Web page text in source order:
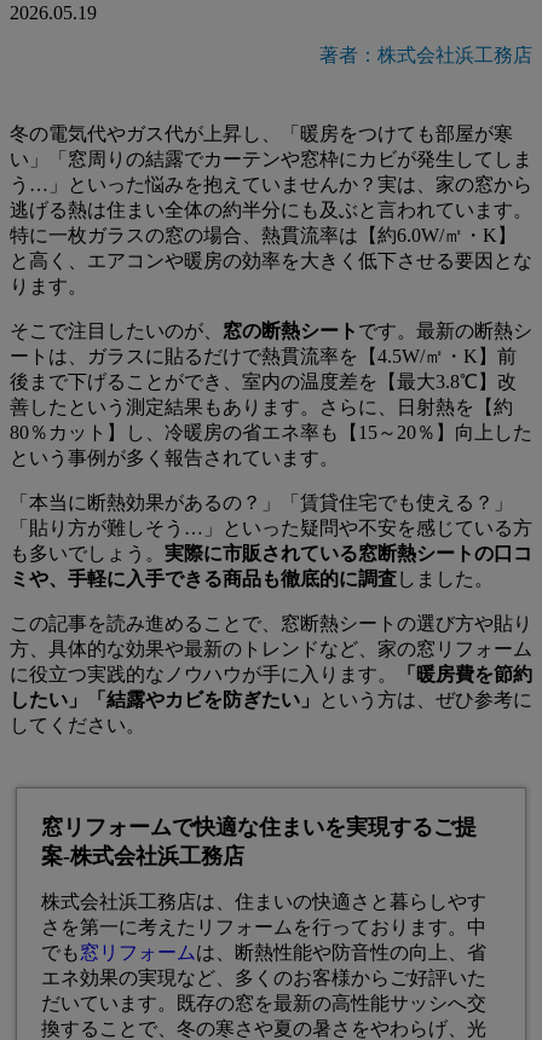
2026.05.19
著者：株式会社浜工務店
冬の電気代やガス代が上昇し、「暖房をつけても部屋が寒
い」「窓周りの結露でカーテンや窓枠にカビが発生してしま
う…」といった悩みを抱えていませんか？実は、家の窓から
逃げる熱は住まい全体の約半分にも及ぶと言われています。
特に一枚ガラスの窓の場合、熱貫流率は【約6.0W/㎡・K】
と高く、エアコンや暖房の効率を大きく低下させる要因とな
ります。
そこで注目したいのが、 窓の断熱シート です。最新の断熱シ
ートは、ガラスに貼るだけで熱貫流率を【4.5W/㎡・K】前
後まで下げることができ、室内の温度差を【最大3.8℃】改
善したという測定結果もあります。さらに、日射熱を【約
80％カット】し、冷暖房の省エネ率も【15～20％】向上した
という事例が多く報告されています。
「本当に断熱効果があるの？」「賃貸住宅でも使える？」
「貼り方が難しそう…」といった疑問や不安を感じている方
も多いでしょう。 実際に市販されている窓断熱シートの口コ
ミや、手軽に入手できる商品も徹底的に調査しました。
この記事を読み進めることで、窓断熱シートの選び方や貼り
方、具体的な効果や最新のトレンドなど、家の窓リフォーム
に役立つ実践的なノウハウが手に入ります。
「暖房費を節約
したい」「結露やカビを防ぎたい」
という方は、ぜひ参考に
してください。
窓リフォームで快適な住まいを実現するご提
案-株式会社浜工務店
株式会社浜工務店は、住まいの快適さと暮らしやす
さを第一に考えたリフォームを行っております。中
でも窓リフォームは、断熱性能や防音性の向上、省
エネ効果の実現など、多くのお客様からご好評いた
だいています。既存の窓を最新の高性能サッシへ交
換することで、冬の寒さや夏の暑さをやわらげ、光